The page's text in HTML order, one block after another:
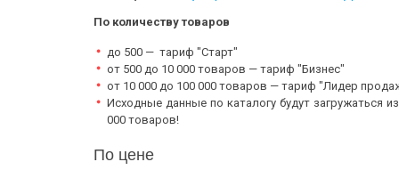
По количеству товаров
до 500 — тариф "Старт"
от 500 до 10 000 товаров — тариф "Бизнес"
от 10 000 до 100 000 товаров — тариф "Лидер
Исходные данные по каталогу будут загружаться
000 товаров!
По цене